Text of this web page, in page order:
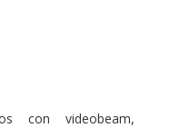
con videobeam,